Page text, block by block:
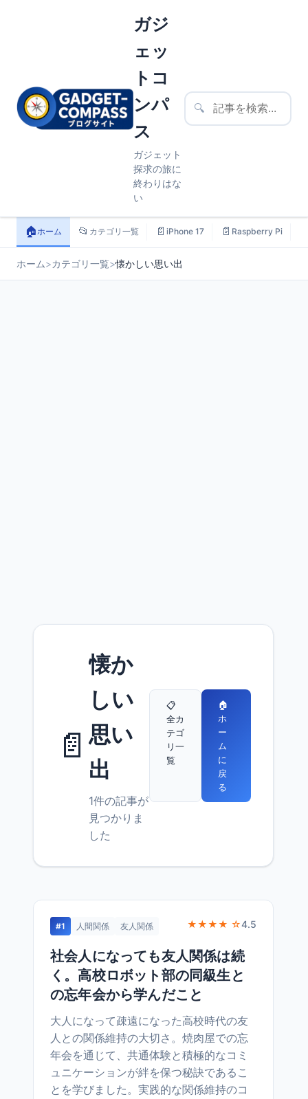
ガジ
ェッ
トコ
ンパ
ス
ガジェット
探求の旅に
終わりはな
い
🔍
🏠ホーム 📂 カテゴリ一覧 📄 iPhone 17 📄 Raspberry Pi
ホーム>カテゴリ一覧>懐かしい思い出
📄
懐か
しい
思い
出
1件の記事が
見つかりま
した
📋
全カ
テゴ
リ一
覧
🏠
ホ
ー
ム
に
戻
る
#1 人間関係 友人関係 ★★★★ ☆4.5
社会人になっても友人関係は続
く。高校ロボット部の同級生と
の忘年会から学んだこと
大人になって疎遠になった高校時代の友
人との関係維持の大切さ。焼肉屋での忘
年会を通じて、共通体験と積極的なコミ
ュニケーションが絆を保つ秘訣であるこ
とを学びました。実践的な関係維持のコ